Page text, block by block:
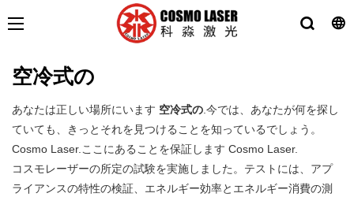
空冷式の
あなたは正しい場所にいます 空冷式の.今では、あなたが何を探し
ていても、きっとそれを見つけることを知っているでしょう。
Cosmo Laser.ここにあることを保証します Cosmo Laser.
コスモレーザーの所定の試験を実施しました。テストには、アプ
ライアンスの特性の検証、エネルギー効率とエネルギー消費の測